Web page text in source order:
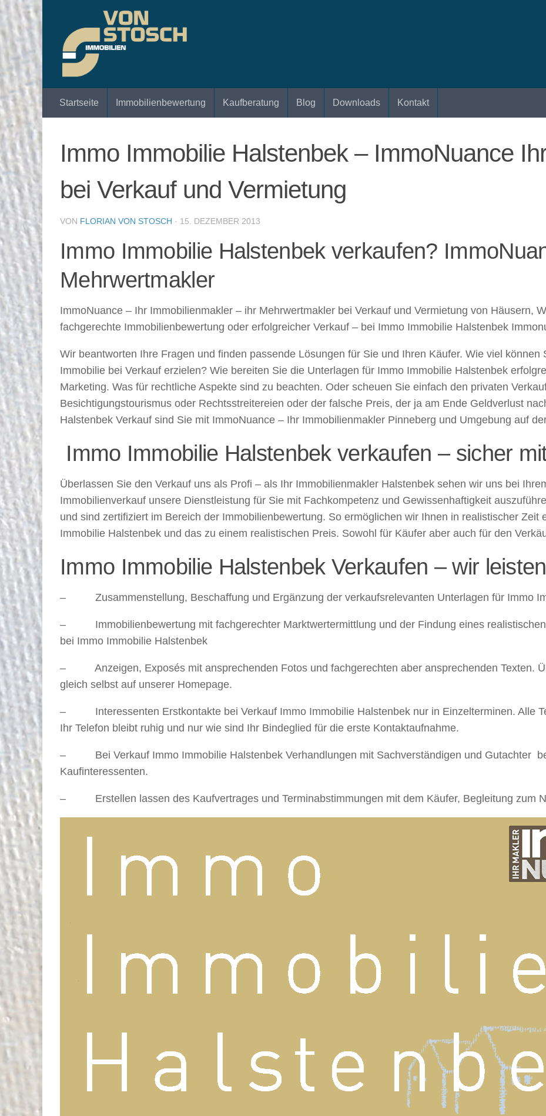
Zum Inhalt springen
Startseite Immobilienbewertung Kaufberatung Blog Downloads Kontakt
Immo Immobilie Halstenbek – ImmoNuance
bei Verkauf und Vermietung
VON FLORIAN VON STOSCH · 15. DEZEMBER 2013
Immo Immobilie Halstenbek verkaufen?
Mehrwertmakler
ImmoNuance – Ihr Immobilienmakler – ihr Mehrwertmakler bei Verkauf und Vermietung von Häusern,
fachgerechte Immobilienbewertung oder erfolgreicher Verkauf – bei Immo Immobilie Halstenbek
Wir beantworten Ihre Fragen und finden passende Lösungen für Sie und Ihren Käufer. Wie viel
Immobilie bei Verkauf erzielen? Wie bereiten Sie die Unterlagen für Immo Immobilie Halstenbek
Marketing. Was für rechtliche Aspekte sind zu beachten. Oder scheuen Sie einfach den privaten
Besichtigungstourismus oder Rechtsstreitereien oder der falsche Preis, der ja am Ende Geldverlust
Halstenbek Verkauf sind Sie mit ImmoNuance – Ihr Immobilienmakler Pinneberg und Umgebung auf
Immo Immobilie Halstenbek verkaufen – sicher
Überlassen Sie den Verkauf uns als Profi – als Ihr Immobilienmakler Halstenbek sehen wir uns bei
Immobilienverkauf unsere Dienstleistung für Sie mit Fachkompetenz und Gewissenhaftigkeit
und sind zertifiziert im Bereich der Immobilienbewertung. So ermöglichen wir Ihnen in realistischer Zeit
Immobilie Halstenbek und das zu einem realistischen Preis. Sowohl für Käufer aber auch für den
Immo Immobilie Halstenbek Verkaufen – wir
– Zusammenstellung, Beschaffung und Ergänzung der verkaufsrelevanten Unterlagen für Immo
– Immobilienbewertung mit fachgerechter Marktwertermittlung und der Findung eines realistischen
bei Immo Immobilie Halstenbek
– Anzeigen, Exposés mit ansprechenden Fotos und fachgerechten aber ansprechenden Texten.
gleich selbst auf unserer Homepage.
– Interessenten Erstkontakte bei Verkauf Immo Immobilie Halstenbek nur in Einzelterminen. Alle
Ihr Telefon bleibt ruhig und nur wie sind Ihr Bindeglied für die erste Kontaktaufnahme.
– Bei Verkauf Immo Immobilie Halstenbek Verhandlungen mit Sachverständigen und Gutachter
Kaufinteressenten.
– Erstellen lassen des Kaufvertrages und Terminabstimmungen mit dem Käufer, Begleitung zum